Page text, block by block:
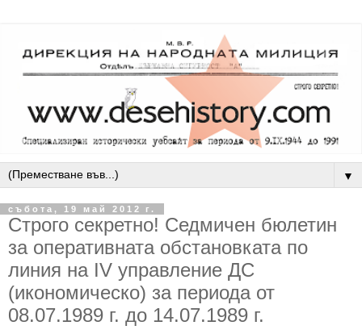
▼
събота, 19 май 2012 г.
Строго секретно! Седмичен бюлетин
за оперативната обстановката по
линия на IV управление ДС
(икономическо) за периода от
08.07.1989 г. до 14.07.1989 г.